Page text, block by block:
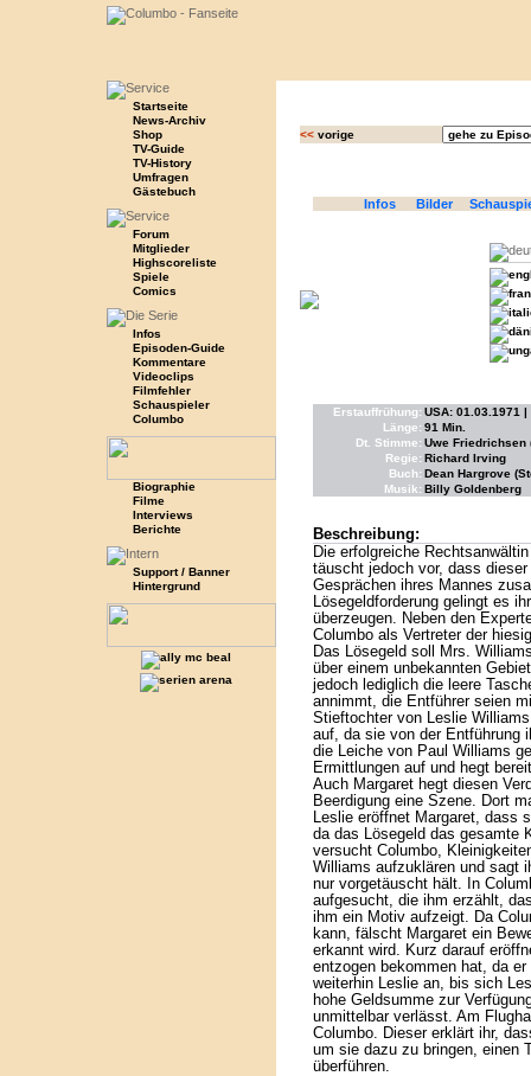
Startseite
News-Archiv
Shop
TV-Guide
TV-History
Umfragen
Gästebuch
Forum
Mitglieder
Highscoreliste
Spiele
Comics
Infos
Episoden-Guide
Kommentare
Videoclips
Filmfehler
Schauspieler
Columbo
Biographie
Filme
Interviews
Berichte
Support / Banner
Hintergrund
<<vorige
Infos Bilder
Erstauffrühung: USA: 01.03.1971 |
Länge: 91 Min.
Dt. Stimme: Uwe Friedrichsen
Regie: Richard Irving
Buch: Dean Hargrove
Musik: Billy Goldenberg
Beschreibung:
Die erfolgreiche
täuscht jedoch vor, dass
Gesprächen ihres Mannes
Lösegeldforderung gelingt es
überzeugen. Neben den
Columbo als Vertreter der
Das Lösegeld soll Mrs.
über einem unbekannten
jedoch lediglich die leere
annimmt, die Entführer seien
Stieftochter von Leslie
auf, da sie von der Entführung
die Leiche von Paul Williams
Ermittlungen auf und hegt
Auch Margaret hegt diesen
Beerdigung eine Szene. Dort
Leslie eröffnet Margaret, dass
da das Lösegeld das gesamte
versucht Columbo,
Williams aufzuklären und sagt
nur vorgetäuscht hält. In
aufgesucht, die ihm erzählt,
ihm ein Motiv aufzeigt. Da
kann, fälscht Margaret ein
erkannt wird. Kurz darauf
entzogen bekommen hat, da
weiterhin Leslie an, bis sich
hohe Geldsumme zur
unmittelbar verlässt. Am
Columbo. Dieser erklärt ihr,
um sie dazu zu bringen, einen
überführen.